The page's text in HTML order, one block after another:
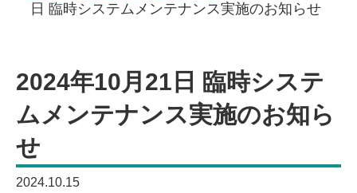
日 臨時システムメンテナンス実施のお知らせ
2024年10月21日 臨時システ
ムメンテナンス実施のお知ら
せ
2024.10.15